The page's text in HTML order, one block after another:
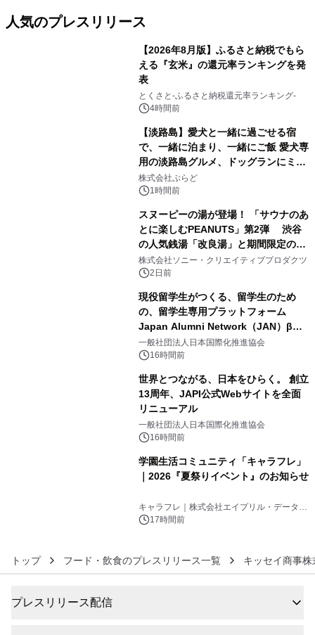
人気のプレスリリース
【2026年8月版】ふるさと納税でもら
える『玄米』の還元率ランキングを発
表
とくさと-ふるさと納税還元率ランキング-
4時間前
【淡路島】愛犬と一緒に過ごせる宿
で、一緒に泊まり、一緒にご飯 愛犬専
用の淡路島グルメ、ドッグランにミニ
プール グランピングとトレーラーハウ
スの2施設で
株式会社ぷらど
1時間前
スヌーピーの湯が登場！ 「サウナのあ
とに楽しむPEANUTS」第2弾 渋谷
の人気銭湯「改良湯」と期間限定のコ
ラボレーション サウナイキタイコラ
ボグッズも発売決定！
株式会社ソニー・クリエイティブプロダクツ
2日前
現役留学生がつくる、留学生のため
の、留学生専用プラットフォーム
Japan Alumni Network（JAN）β版
をリリース
一般社団法人日本国際化推進協会
16時間前
世界とつながる、日本をひらく。 創立
13周年、JAPI公式Webサイトを全面
リニューアル
一般社団法人日本国際化推進協会
16時間前
学園生活コミュニティ「キャラフレ」
｜2026『夏祭りイベント』のお知らせ
キャラフレ｜株式会社エイプリル・データ・
デザインズ
17時間前
トップ フード・飲食のプレスリリース一覧 キッセイ商事株
プレスリリース配信